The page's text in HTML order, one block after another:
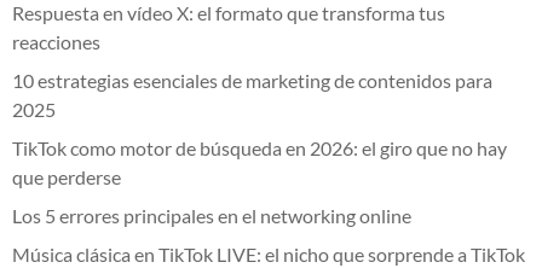
Respuesta en vídeo X: el formato que transforma tus
reacciones
10 estrategias esenciales de marketing de contenidos para
2025
TikTok como motor de búsqueda en 2026: el giro que no hay
que perderse
Los 5 errores principales en el networking online
Música clásica en TikTok LIVE: el nicho que sorprende a TikTok